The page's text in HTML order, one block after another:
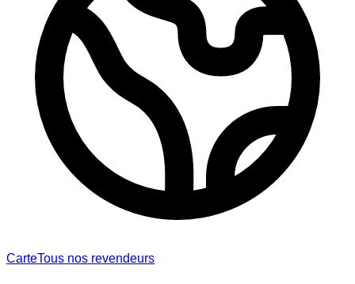
CarteTous nos revendeurs